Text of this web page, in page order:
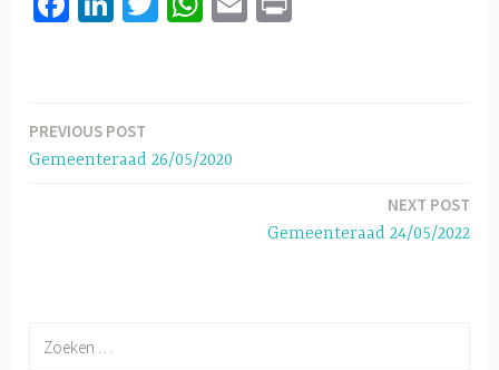
ok
p
Berichtnavigatie
PREVIOUS POST
Gemeenteraad 26/05/2020
NEXT POST
Gemeenteraad 24/05/2022